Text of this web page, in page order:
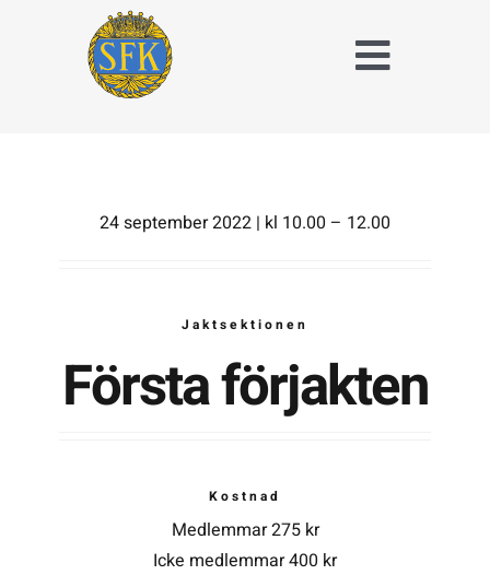
Toggle
Om Stockholms
Kalender
Kontakta SFK
24 september 2022 | kl 10.00 – 12.00
Jaktsektionen
Första förjakten
Kostnad
Medlemmar 275 kr
Icke medlemmar 400 kr